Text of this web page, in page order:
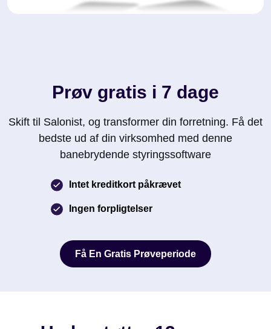
Prøv gratis i 7 dage
Skift til Salonist, og transformer din forretning. Få det
bedste ud af din virksomhed med denne
banebrydende styringssoftware
Intet kreditkort påkrævet
Ingen forpligtelser
Få En Gratis Prøveperiode